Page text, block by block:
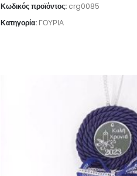
Κωδικός προϊόντος: crg0085
Κατηγορία: ΓΟΥΡΙΑ